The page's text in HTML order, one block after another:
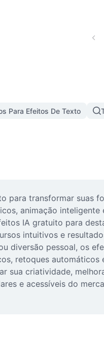
Para Efeitos De Texto
para transformar
animação
IA gratuito para
intuitivos e
diversão pessoal, os
retoques
sua criatividade,
e acessíveis do